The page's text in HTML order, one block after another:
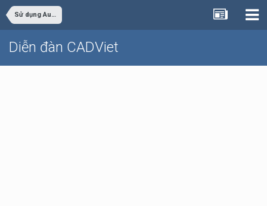
Sử dụng AutoCAD
Diễn đàn CADViet